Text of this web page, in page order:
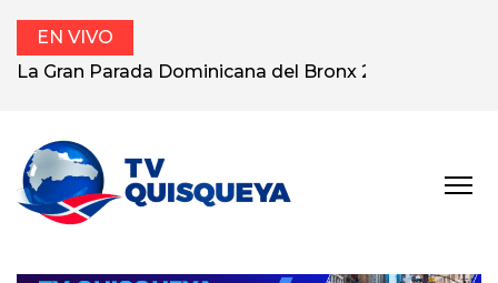
EN VIVO
La Gran Parada Dominicana del Bronx 2025